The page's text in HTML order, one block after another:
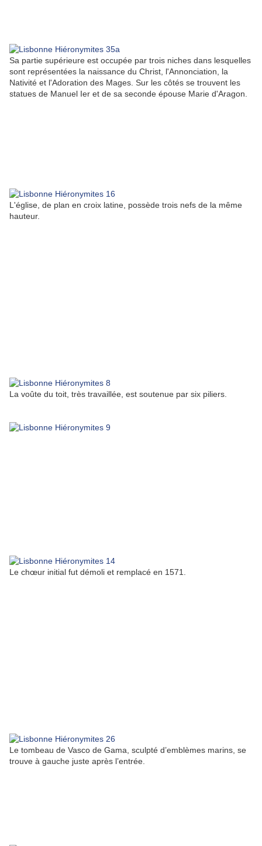
Sa partie supérieure est occupée par trois niches dans lesquelles
sont représentées la naissance du Christ, l'Annonciation, la
Nativité et l'Adoration des Mages. Sur les côtés se trouvent les
statues de Manuel Ier et de sa seconde épouse Marie d'Aragon.
L'église, de plan en croix latine, possède trois nefs de la même
hauteur.
La voûte du toit, très travaillée, est soutenue par six piliers.
Le chœur initial fut démoli et remplacé en 1571.
Le tombeau de Vasco de Gama, sculpté d’emblèmes marins, se
trouve à gauche juste après l’entrée.